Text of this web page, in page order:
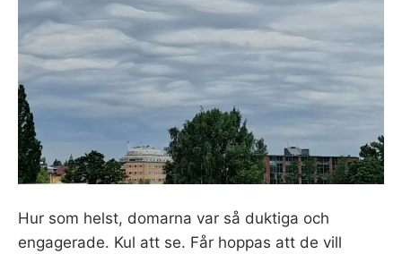
Hur som helst, domarna var så duktiga och
engagerade. Kul att se. Får hoppas att de vill